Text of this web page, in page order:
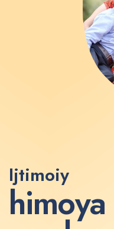
Ijtimoiy
himoya